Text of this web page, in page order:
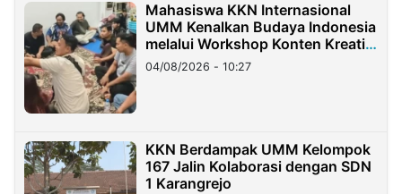
Mahasiswa KKN Internasional
UMM Kenalkan Budaya Indonesia
melalui Workshop Konten Kreatif
di Taiwan
04/08/2026 - 10:27
KKN Berdampak UMM Kelompok
167 Jalin Kolaborasi dengan SDN
1 Karangrejo